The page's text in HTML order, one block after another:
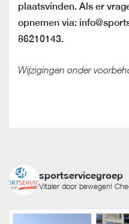
plaatsvinden. Als er
opnemen via:
86210143.
Wijzigingen onder
sportservicegroep
Vitaler door bewegen!